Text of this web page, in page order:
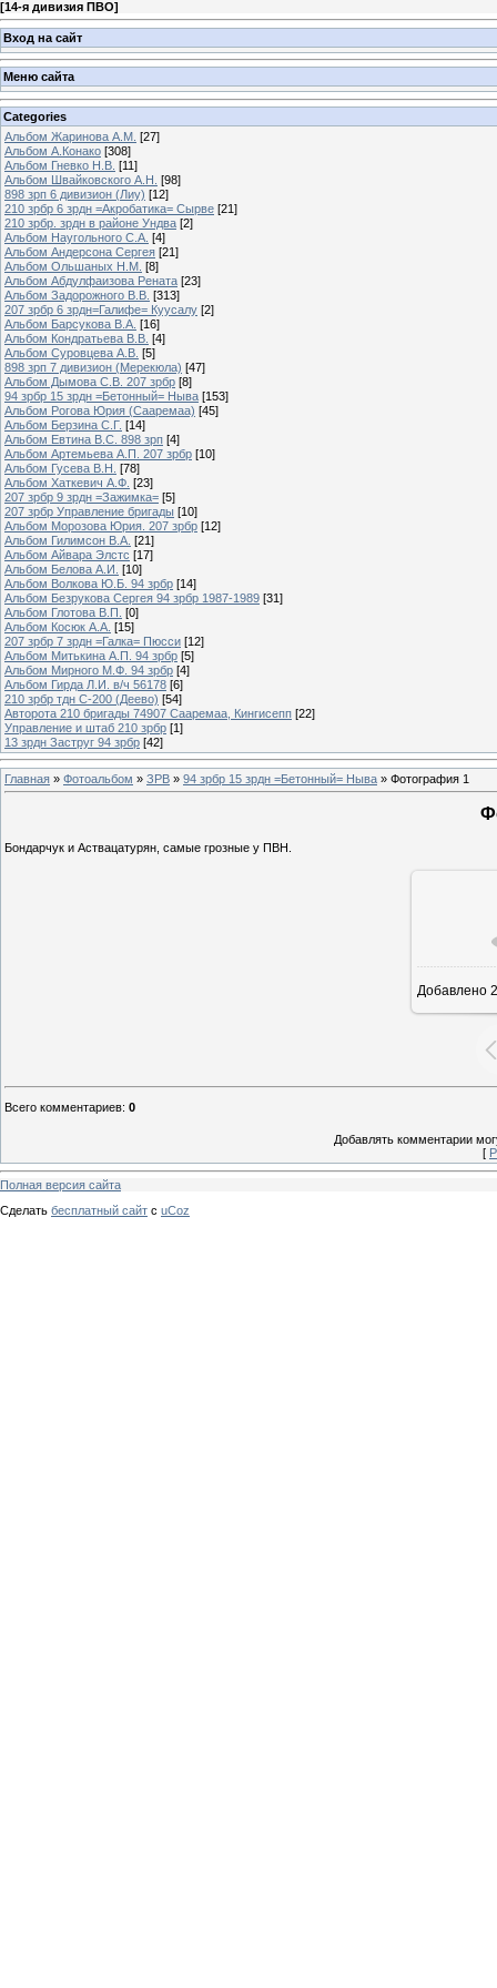
[14-я дивизия ПВО]
Вход на сайт
Меню сайта
Categories
Альбом Жаринова А.М. [27]
Альбом А.Конако [308]
Альбом Гневко Н.В. [11]
Альбом Швайковского А.Н. [98]
898 зрп 6 дивизион (Лиу) [12]
210 зрбр 6 зрдн =Акробатика= Сырве [21]
210 зрбр. зрдн в районе Ундва [2]
Альбом Наугольного С.А. [4]
Альбом Андерсона Сергея [21]
Альбом Ольшаных Н.М. [8]
Альбом Абдулфаизова Рената [23]
Альбом Задорожного В.В. [313]
207 зрбр 6 зрдн=Галифе= Куусалу [2]
Альбом Барсукова В.А. [16]
Альбом Кондратьева В.В. [4]
Альбом Суровцева А.В. [5]
898 зрп 7 дивизион (Мерекюла) [47]
Альбом Дымова С.В. 207 зрбр [8]
94 зрбр 15 зрдн =Бетонный= Ныва [153]
Альбом Рогова Юрия (Сааремаа) [45]
Альбом Берзина С.Г. [14]
Альбом Евтина В.С. 898 зрп [4]
Альбом Артемьева А.П. 207 зрбр [10]
Альбом Гусева В.Н. [78]
Альбом Хаткевич А.Ф. [23]
207 зрбр 9 зрдн =Зажимка= [5]
207 зрбр Управление бригады [10]
Альбом Морозова Юрия. 207 зрбр [12]
Альбом Гилимсон В.А. [21]
Альбом Айвара Элстс [17]
Альбом Белова А.И. [10]
Альбом Волкова Ю.Б. 94 зрбр [14]
Альбом Безрукова Сергея 94 зрбр 1987-1989 [31]
Альбом Глотова В.П. [0]
Альбом Косюк А.А. [15]
207 зрбр 7 зрдн =Галка= Пюсси [12]
Альбом Митькина А.П. 94 зрбр [5]
Альбом Мирного М.Ф. 94 зрбр [4]
Альбом Гирда Л.И. в/ч 56178 [6]
210 зрбр тдн С-200 (Деево) [54]
Авторота 210 бригады 74907 Сааремаа, Кингисепп [22]
Управление и штаб 210 зрбр [1]
13 зрдн Заструг 94 зрбр [42]
Главная » Фотоальбом » ЗРВ » 94 зрбр 15 зрдн =Бетонный= Ныва » Фотография 1
Бондарчук и Аствацатурян, самые грозные у ПВН.
Добавлено
Всего комментариев: 0
Добавлять комментарии
[
Полная версия сайта
Сделать бесплатный сайт с uCoz